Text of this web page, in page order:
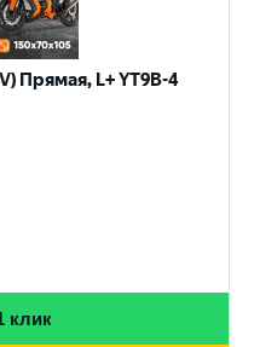
Прямая, L+ YT9B-4
клик